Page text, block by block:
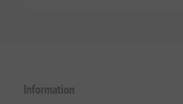
Information